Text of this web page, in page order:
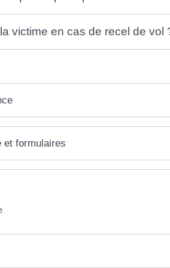
victime en cas de recel de vol
et formulaires